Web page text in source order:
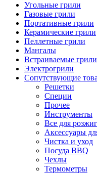
Угольные грили
Газовые грили
Портативные грили
Керамические грили
Пеллетные грили
Мангалы
Встраиваемые грили
Электрогрили
Сопутствующие
Решетки
Специи
Прочее
Инструменты
Все для
Аксессуары
Чистка и уход
Посуда BBQ
Чехлы
Термометры